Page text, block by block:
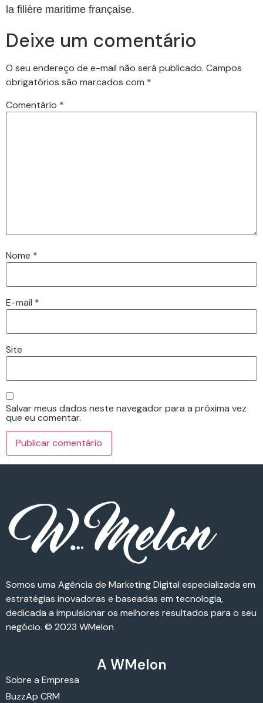
la filière maritime française.
Deixe um comentário
O seu endereço de e-mail não será publicado. Campos
obrigatórios são marcados com *
Comentário *
Nome *
E-mail *
Site
Salvar meus dados neste navegador para a próxima vez
que eu comentar.
Somos uma Agência de Marketing Digital especializada em
estratégias inovadoras e baseadas em tecnologia,
dedicada a impulsionar os melhores resultados para o seu
negócio. © 2023 WMelon
A WMelon
Sobre a Empresa
BuzzAp CRM